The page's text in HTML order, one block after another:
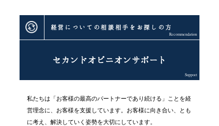
経営についての相談相手をお探しの方
Recommendation
セカンドオピニオンサポート
Support
私たちは「お客様の最高のパートナーであり続ける」
ことを経
営理念に、お客様を支援しています。 お客様に向き合い、とも
に考え、 解決していく姿勢を大切にしています。